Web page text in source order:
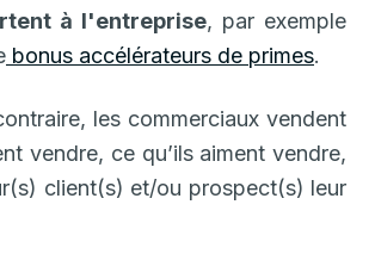
à l'entreprise, par exemple
bonus accélérateurs de primes.
les commerciaux vendent
vendre, ce qu’ils aiment vendre,
client(s) et/ou prospect(s) leur